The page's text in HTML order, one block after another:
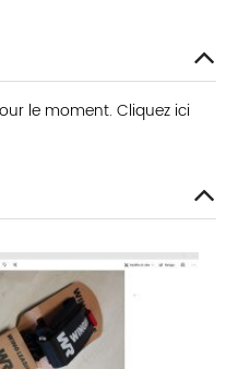
le moment. Cliquez ici